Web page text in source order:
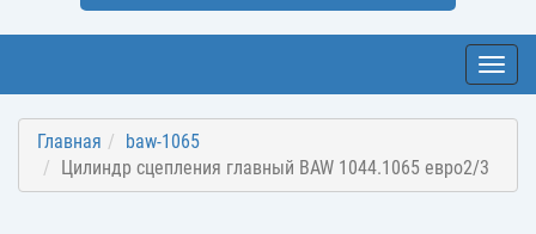
Главная
baw-1065
Цилиндр сцепления главный BAW 1044.1065 евро2/3